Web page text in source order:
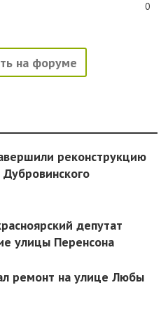
0
на форуме
реконструкцию
депутат
улицы Перенсона
ремонт на улице Любы